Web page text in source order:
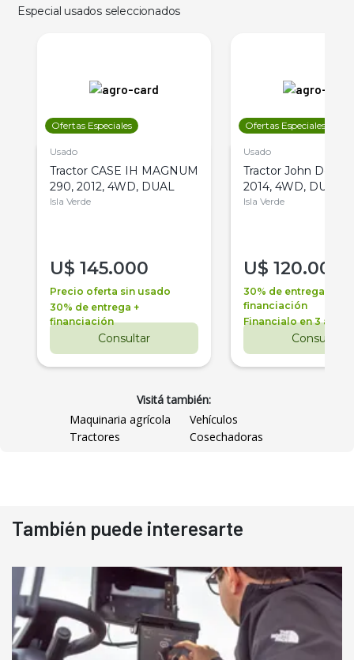
Especial usados seleccionados
Ofertas Especiales
Usado
Tractor CASE IH MAGNUM
290, 2012, 4WD, DUAL
Isla Verde
U$ 145.000
Precio oferta sin usado
30% de entrega +
financiación
Consultar
Ofertas Especiales
Usado
Tractor John Deere
2014, 4WD, DUAL
Isla Verde
U$ 120.000
30% de entrega +
financiación
Financialo en 3 años
Consultar
Visitá también:
Maquinaria agrícola
Vehículos
Tractores
Cosechadoras
También puede interesarte